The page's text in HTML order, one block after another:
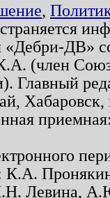
,
«Дебри-ДВ»
(член
Главный
К.А.
Левина,